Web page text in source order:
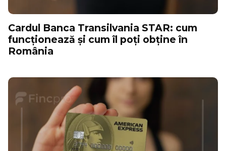
Cardul Banca Transilvania STAR: cum
funcționează și cum îl poți obține în
România